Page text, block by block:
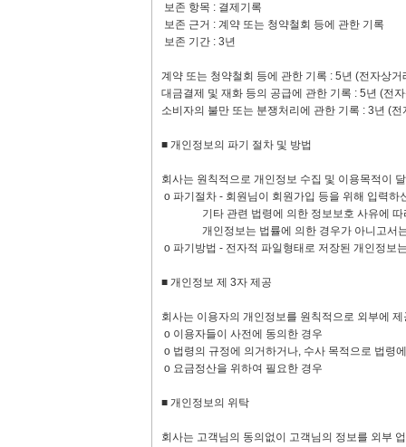
보존 항목 : 결제기록
보존 근거 : 계약 또는 청약철회 등에 관한 기록
보존 기간 : 3년
계약 또는 청약철회 등에 관한 기록 : 5년 (전자상
대금결제 및 재화 등의 공급에 관한 기록 : 5년 (전
소비자의 불만 또는 분쟁처리에 관한 기록 : 3년 (
■ 개인정보의 파기 절차 및 방법
회사는 원칙적으로 개인정보 수집 및 이용목적이
ο 파기절차 - 회원님이 회원가입 등을 위해 입력
기타 관련 법령에 의한 정보보호 사유에 따라 (
개인정보는 법률에 의한 경우가 아니고서는
ο 파기방법 - 전자적 파일형태로 저장된 개인정보
■ 개인정보 제 3자 제공
회사는 이용자의 개인정보를 원칙적으로 외부에
ο 이용자들이 사전에 동의한 경우
ο 법령의 규정에 의거하거나, 수사 목적으로 법령
ο 요금정산을 위하여 필요한 경우
■ 개인정보의 위탁
회사는 고객님의 동의없이 고객님의 정보를 외부